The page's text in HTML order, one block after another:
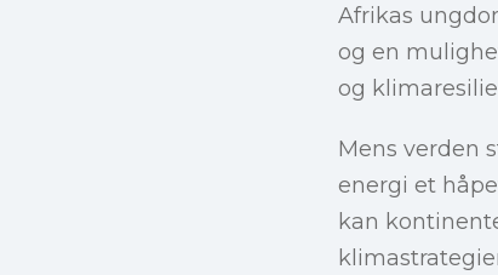
Afrikas
og en
og
Mens verden
energi et
kan